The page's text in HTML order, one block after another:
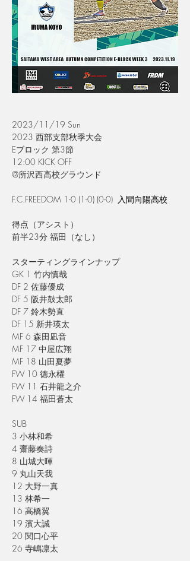
2023/11/19 Sun
2023 西部支部秋季大会
Eブロック 第3節
12:00 KICK OFF
@所沢西高校グラウンド
F.C.FREEDOM 1-0 (1-0) (0-0) 入間向陽高校
得点（アシスト）
前半23分 福田（なし）
スターティングラインナップ
GK 1 竹内慎哉
DF 2 佐藤優成
DF 5 阪井鼓太郎
DF 7 鈴木勢直
DF 15 新井瑛太
MF 6 森田凪音
MF 17 中屋広翔
MF 18 山田夏夢
FW 10 徳永櫂
FW 11 石井龍之介
FW 14 福田蒼太
SUB
3 小林和希
4 齋藤奏詩
8 山城大暉
9 丸山天我
12 大野一真
13 林希一
16 高橋翼
19 濱大誠
20 関口心平
26 寺嶋凛太